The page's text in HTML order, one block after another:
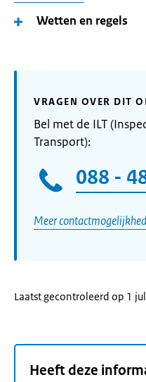
Wetten en regels
VRAGEN OVER DIT
Bel met de ILT
Transport):
088 -
Meer
Laatst gecontroleerd op 1
Heeft deze